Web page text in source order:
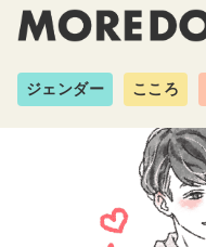
ジェンダー こころ